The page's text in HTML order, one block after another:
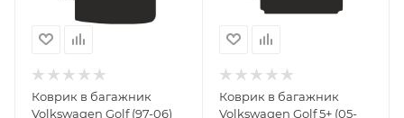
Коврик в багажник
Volkswagen Golf (97-06)
Коврик в багажник
Volkswagen Golf 5+ (05-